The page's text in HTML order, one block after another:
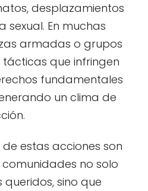
desplazamientos
sexual. En muchas
armadas o grupos
tácticas que infringen
fundamentales
un clima de
estas acciones son
no solo
queridos, sino que